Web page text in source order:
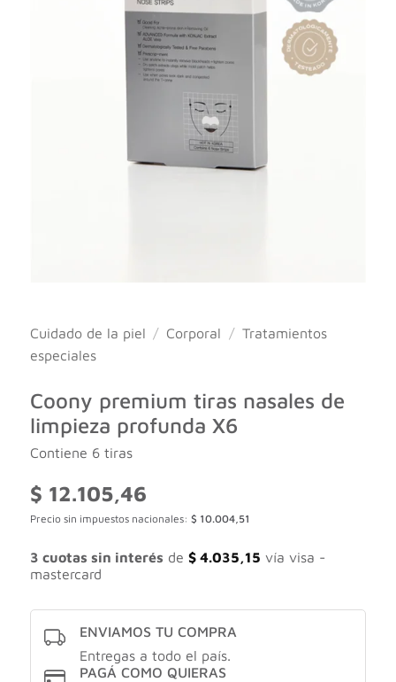
Cuidado de la piel / Corporal / Tratamientos
especiales
Coony premium tiras nasales de
limpieza profunda X6
Contiene 6 tiras
$ 12.105,46
Precio sin impuestos nacionales: $ 10.004,51
3 cuotas sin interés de $4.035,15 vía visa -
mastercard
ENVIAMOS TU COMPRA
Entregas a todo el país.
PAGÁ COMO QUIERAS